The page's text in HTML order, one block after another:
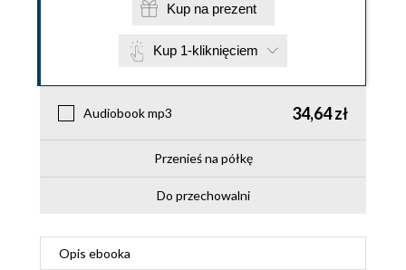
Kup na prezent
Kup 1-kliknięciem
Audiobook mp3 34,64 zł
Przenieś na półkę
Do przechowalni
Opis ebooka